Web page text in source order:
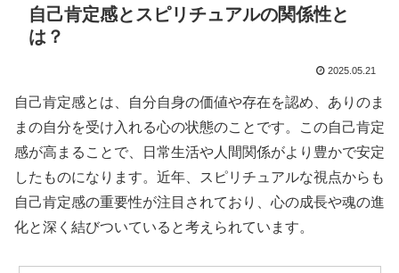
自己肯定感とスピリチュアルの関係性と
は？
2025.05.21
自己肯定感とは、自分自身の価値や存在を認め、ありのま
まの自分を受け入れる心の状態のことです。この自己肯定
感が高まることで、日常生活や人間関係がより豊かで安定
したものになります。近年、スピリチュアルな視点からも
自己肯定感の重要性が注目されており、心の成長や魂の進
化と深く結びついていると考えられています。